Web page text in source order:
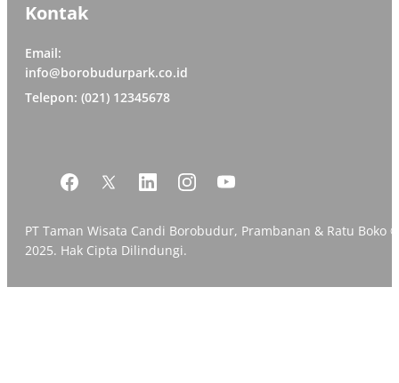
Kontak
Email:
info@borobudurpark.co.id
Telepon: (021) 12345678
PT Taman Wisata Candi Borobudur, Prambanan & Ratu Boko
2025. Hak Cipta Dilindungi.